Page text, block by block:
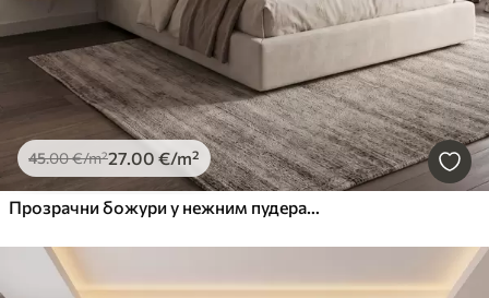
45.00€/m²27.00 €/m²
Прозрачни божури у нежним пудерасто-беж тоновима